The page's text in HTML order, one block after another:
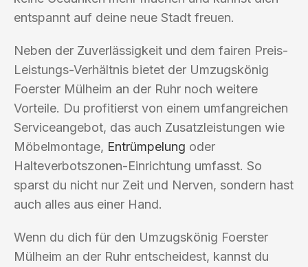
entspannt auf deine neue Stadt freuen.
Neben der Zuverlässigkeit und dem fairen Preis-
Leistungs-Verhältnis bietet der Umzugskönig
Foerster Mülheim an der Ruhr noch weitere
Vorteile. Du profitierst von einem umfangreichen
Serviceangebot, das auch Zusatzleistungen wie
Möbelmontage, Entrümpelung oder
Halteverbotszonen-Einrichtung umfasst. So
sparst du nicht nur Zeit und Nerven, sondern hast
auch alles aus einer Hand.
Wenn du dich für den Umzugskönig Foerster
Mülheim an der Ruhr entscheidest, kannst du